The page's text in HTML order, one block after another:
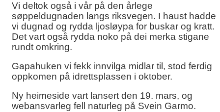
Vi deltok også i vår på den årlege
søppeldugnaden langs riksvegen. I haust hadde
vi dugnad og rydda ljosløypa for buskar og kratt.
Det vart også rydda noko på dei merka stigane
rundt omkring.
Gapahuken vi fekk innvilga midlar til, stod ferdig
oppkomen på idrettsplassen i oktober.
Ny heimeside vart lansert den 19. mars, og
webansvarleg fell naturleg på Svein Garmo.